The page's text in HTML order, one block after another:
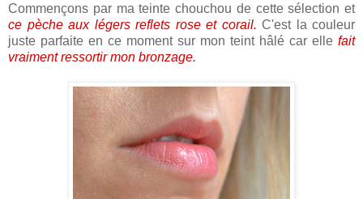
Commençons par ma teinte chouchou de cette sélection et
ce pèche aux légers reflets rose et corail. C'est la couleur
juste parfaite en ce moment sur mon teint hâlé car elle fait
vraiment ressortir mon bronzage.